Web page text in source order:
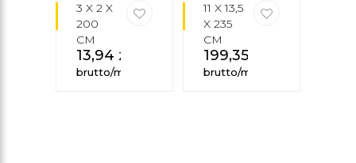
3 X 2 X
200
CM
13,94 zł
brutto/mb
11 X 13,5
X 235
CM
199,35
brutto/mb